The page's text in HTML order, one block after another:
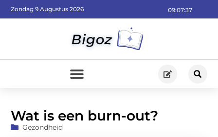
09:07:39
Zondag 9 Augustus 2026
Wat is een burn-out?
Gezondheid